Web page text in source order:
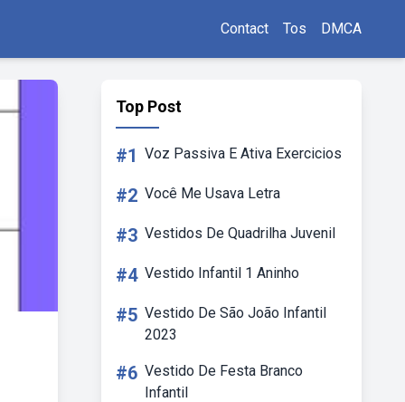
Contact Tos DMCA
Top Post
#1 Voz Passiva E Ativa Exercicios
#2 Você Me Usava Letra
#3 Vestidos De Quadrilha Juvenil
#4 Vestido Infantil 1 Aninho
#5 Vestido De São João Infantil
2023
#6 Vestido De Festa Branco
Infantil